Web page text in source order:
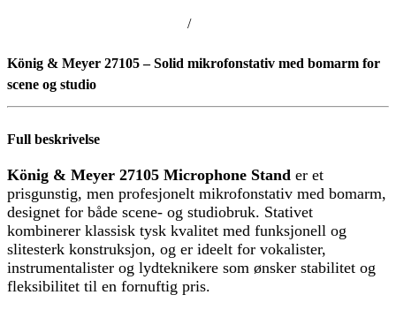
/
König & Meyer 27105 – Solid mikrofonstativ med bomarm for
scene og studio
Full beskrivelse
König & Meyer 27105 Microphone Stand er et
prisgunstig, men profesjonelt mikrofonstativ med bomarm,
designet for både scene- og studiobruk. Stativet
kombinerer klassisk tysk kvalitet med funksjonell og
slitesterk konstruksjon, og er ideelt for vokalister,
instrumentalister og lydteknikere som ønsker stabilitet og
fleksibilitet til en fornuftig pris.